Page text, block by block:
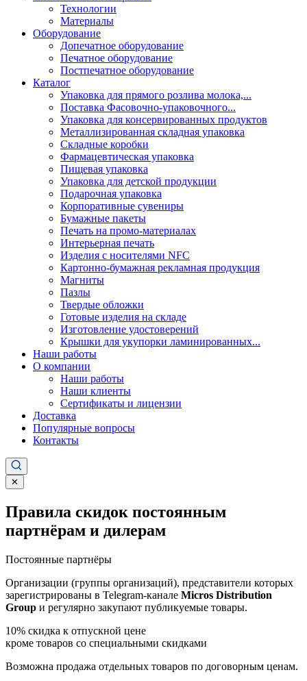
Технологии
Материалы
Оборудование
Допечатное оборудование
Печатное оборудование
Постпечатное оборудование
Каталог
Упаковка для прямого розлива молока,...
Поставка Фасовочно-упаковочного...
Упаковка для консервированных продуктов
Металлизированная складная упаковка
Складные коробки
Фармацевтическая упаковка
Пищевая упаковка
Упаковка для детской продукции
Подарочная упаковка
Корпоративные сувениры
Бумажные пакеты
Печать на промо-материалах
Интерьерная печать
Изделия с носителями NFC
Картонно-бумажная рекламная продукция
Магниты
Пазлы
Твердые обложки
Готовые изделия на складе
Изготовление удостоверений
Крышки для укупорки ламинированных...
Наши работы
О компании
Наши работы
Наши клиенты
Сертификаты и лицензии
Доставка
Популярные вопросы
Контакты
✕
Правила скидок постоянным
партнёрам и дилерам
Постоянные партнёры
Организации (группы организаций), представители которых
зарегистрированы в Telegram-канале Micros Distribution
Group и регулярно закупают публикуемые товары.
10% скидка к отпускной цене
кроме товаров со специальными скидками
Возможна продажа отдельных товаров по договорным ценам.